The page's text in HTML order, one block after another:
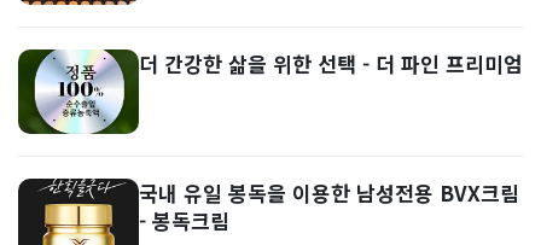
더 간강한 삶을 위한 선택 - 더 파인 프리미엄
국내 유일 봉독을 이용한 남성전용 BVX크림
- 봉독크림